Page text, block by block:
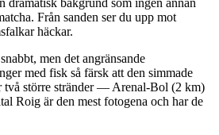
dramatisk bakgrund som ingen annan
Från sanden ser du upp mot
häckar.
men det angränsande
med fisk så färsk att den simmade
två större stränder — Arenal-Bol (2 km)
Roig är den mest fotogena och har de